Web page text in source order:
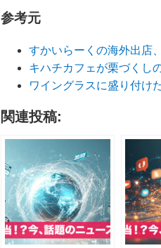
参考元
すかいらーくの海外出店
キハチカフェが栗づくし
ワイングラスに盛り付け
関連投稿: